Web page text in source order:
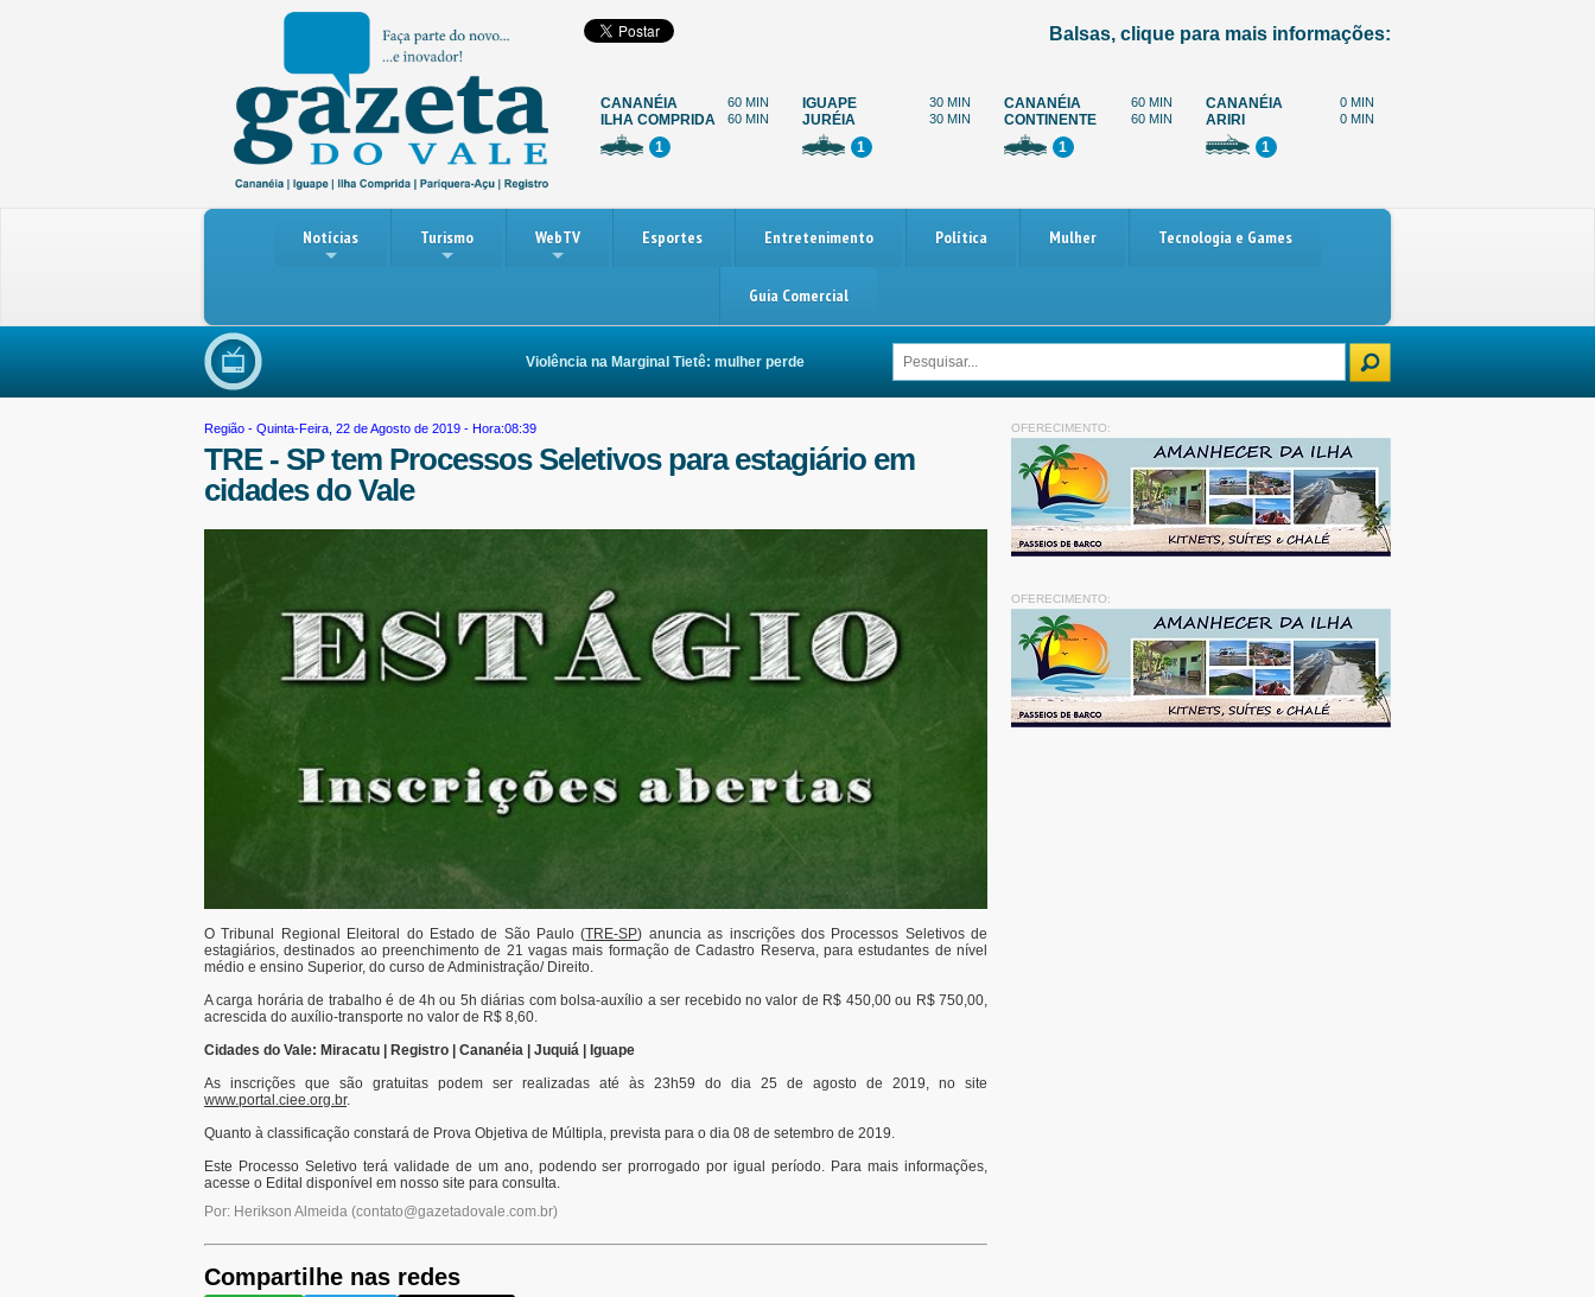
Balsas, clique para mais informações:
CANANÉIA 60 MIN
ILHA COMPRIDA 60 MIN
1
IGUAPE 30 MIN
JURÉIA 30 MIN
1
CANANÉIA 60 MIN
CONTINENTE 60 MIN
1
CANANÉIA 0 MIN
ARIRI 0 MIN
1
Notícias Turismo WebTV Esportes Entretenimento Política Mulher Tecnologia e Games
Guia Comercial
Violência na Marginal Tietê: mulher perde as duas pernas após ser arrastada por carro Paralisação dos caminhoneiros marcada para 4 de dezembro: o
Região - Quinta-Feira, 22 de Agosto de 2019 - Hora:08:39
TRE - SP tem Processos Seletivos para estagiário em
cidades do Vale
O Tribunal Regional Eleitoral do Estado de São Paulo (TRE-SP) anuncia as inscrições dos Processos Seletivos de
estagiários, destinados ao preenchimento de 21 vagas mais formação de Cadastro Reserva, para estudantes de nível
médio e ensino Superior, do curso de Administração/ Direito.
A carga horária de trabalho é de 4h ou 5h diárias com bolsa-auxílio a ser recebido no valor de R$ 450,00 ou R$ 750,00,
acrescida do auxílio-transporte no valor de R$ 8,60.
Cidades do Vale: Miracatu | Registro | Cananéia | Juquiá | Iguape
As inscrições que são gratuitas podem ser realizadas até às 23h59 do dia 25 de agosto de 2019, no site
www.portal.ciee.org.br.
Quanto à classificação constará de Prova Objetiva de Múltipla, prevista para o dia 08 de setembro de 2019.
Este Processo Seletivo terá validade de um ano, podendo ser prorrogado por igual período. Para mais informações,
acesse o Edital disponível em nosso site para consulta.
Por: Herikson Almeida (contato@gazetadovale.com.br)
Compartilhe nas redes
OFERECIMENTO:
OFERECIMENTO: